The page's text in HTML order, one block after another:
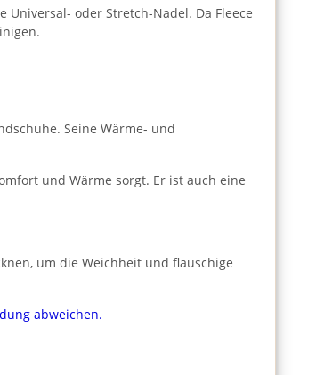
oder Stretch-Nadel. Da Fleece
Seine Wärme- und
und Wärme sorgt. Er ist auch eine
um die Weichheit und flauschige
abweichen.